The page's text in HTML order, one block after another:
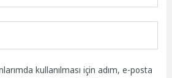
kullanılması için adım, e-posta